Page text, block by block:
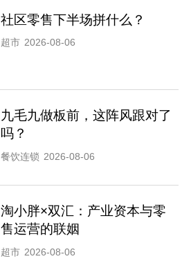
社区零售下半场拼什么？
超市 2026-08-06
九毛九做板前，这阵风跟对了
吗？
餐饮连锁 2026-08-06
淘小胖×双汇：产业资本与零
售运营的联姻
超市 2026-08-06